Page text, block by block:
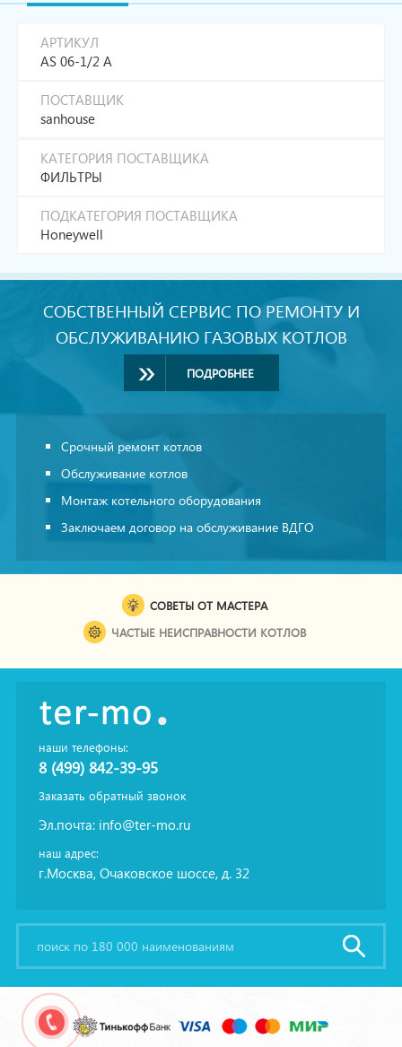
АРТИКУЛ
AS 06-1/2 A
ПОСТАВЩИК
sanhouse
КАТЕГОРИЯ ПОСТАВЩИКА
ФИЛЬТРЫ
ПОДКАТЕГОРИЯ ПОСТАВЩИКА
Honeywell
СОБСТВЕННЫЙ СЕРВИС ПО РЕМОНТУ И
ОБСЛУЖИВАНИЮ ГАЗОВЫХ КОТЛОВ
ПОДРОБНЕЕ
Срочный ремонт котлов
Обслуживание котлов
Монтаж котельного оборудования
Заключаем договор на обслуживание ВДГО
СОВЕТЫ ОТ МАСТЕРА
ЧАСТЫЕ НЕИСПРАВНОСТИ КОТЛОВ
наши телефоны:
8 (499) 842-39-95
Заказать обратный звонок
Эл.почта: info@ter-mo.ru
наш адрес:
г.Москва, Очаковское шоссе, д. 32